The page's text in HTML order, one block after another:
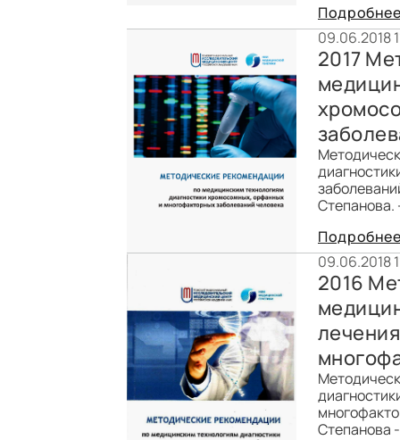
09.06.2018
2017
Степанова.
09.06.2018
2016
Степанова